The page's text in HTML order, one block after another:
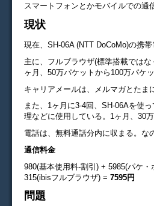
スマートフォンとかモバイルでの
現状
現在、SH-06A (NTT DoCoMo)の携帯
主に、フルブラウザ(標準搭載では
ヶ月、50万パケットから100万パケッ
キャリアメールは、メルマガとたま
また、1ヶ月に3-4回、SH-06Aを使
理などに使用している。1ヶ月、30
電話は、無料通話分内に収まる。な
通信料金
980(基本使用料-割引) + 5985(パケ
315(ibisフルブラウザ) = 7595円
問題